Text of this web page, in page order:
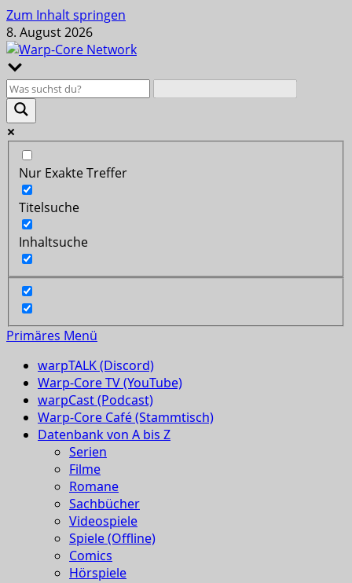
Zum Inhalt springen
8. August 2026
Nur Exakte Treffer
Titelsuche
Inhaltsuche
Primäres Menü
warpTALK (Discord)
Warp-Core TV (YouTube)
warpCast (Podcast)
Warp-Core Café (Stammtisch)
Datenbank von A bis Z
Serien
Filme
Romane
Sachbücher
Videospiele
Spiele (Offline)
Comics
Hörspiele